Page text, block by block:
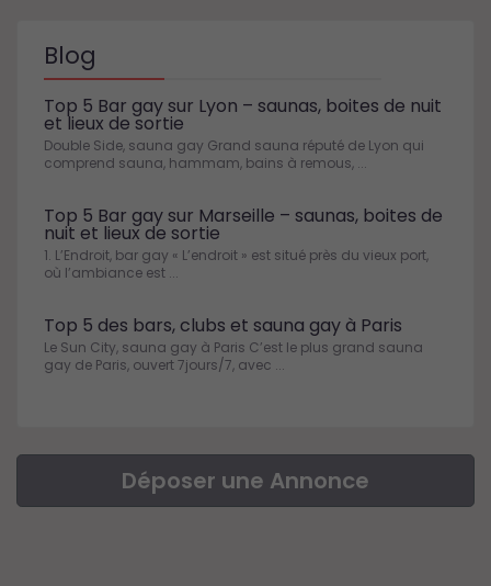
Blog
Top 5 Bar gay sur Lyon – saunas, boites de nuit
et lieux de sortie
Double Side, sauna gay Grand sauna réputé de Lyon qui
comprend sauna, hammam, bains à remous, ...
Top 5 Bar gay sur Marseille – saunas, boites de
nuit et lieux de sortie
1. L’Endroit, bar gay « L’endroit » est situé près du vieux port,
où l’ambiance est ...
Top 5 des bars, clubs et sauna gay à Paris
Le Sun City, sauna gay à Paris C’est le plus grand sauna
gay de Paris, ouvert 7jours/7, avec ...
Déposer une Annonce